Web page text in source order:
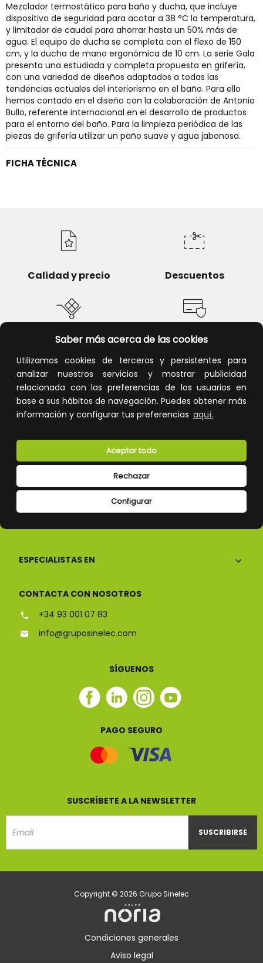
Saber más acerca de las cookies
Utilizamos cookies de terceros y persistentes para
analizar nuestros servicios y mostrar publicidad
relacionada con las preferencias de los usuarios en
base a sus hábitos de navegación. Puedes obtener más
información y configurar tus preferencias aquí.
Configurar
Rechazar
Aceptar todo
Mezclador termostático para baño y ducha, que incluye
dispositivo de seguridad para acotar a 38 °C la temperatura,
y limitador de caudal para ahorrar hasta un 50% más de
agua. El equipo de ducha se completa con el flexo de 150
cm, y la ducha de mano ergonómica de 10 cm. La serie Gala
presenta una estudiada y completa propuesta en grifería,
con una variedad de diseños adaptados a todas las
tendencias actuales del interiorismo en el baño. Para ello
hemos contado en el diseño con la colaboración de Antonio
Bullo, referente internacional en el desarrollo de productos
para el entorno del baño. Para la limpieza periódica de las
piezas de grifería utilizar un paño suave y agua jabonosa.
FICHA TÉCNICA
Calidad y precio Descuentos
Devoluciones Pago seguro
Atención al cliente
ESPECIALISTAS EN
CONTACTA CON NOSOTROS
+34 93 001 07 83
info@gruposinelec.com
SÍGUENOS
Facebook
Linkedin
Instagram
Youtube
PAGO SEGURO
SUSCRÍBETE A LA NEWSLETTER
SUSCRIBIRSE
Copyright © 2026 Grupo Sinelec
Condiciones generales
Aviso legal